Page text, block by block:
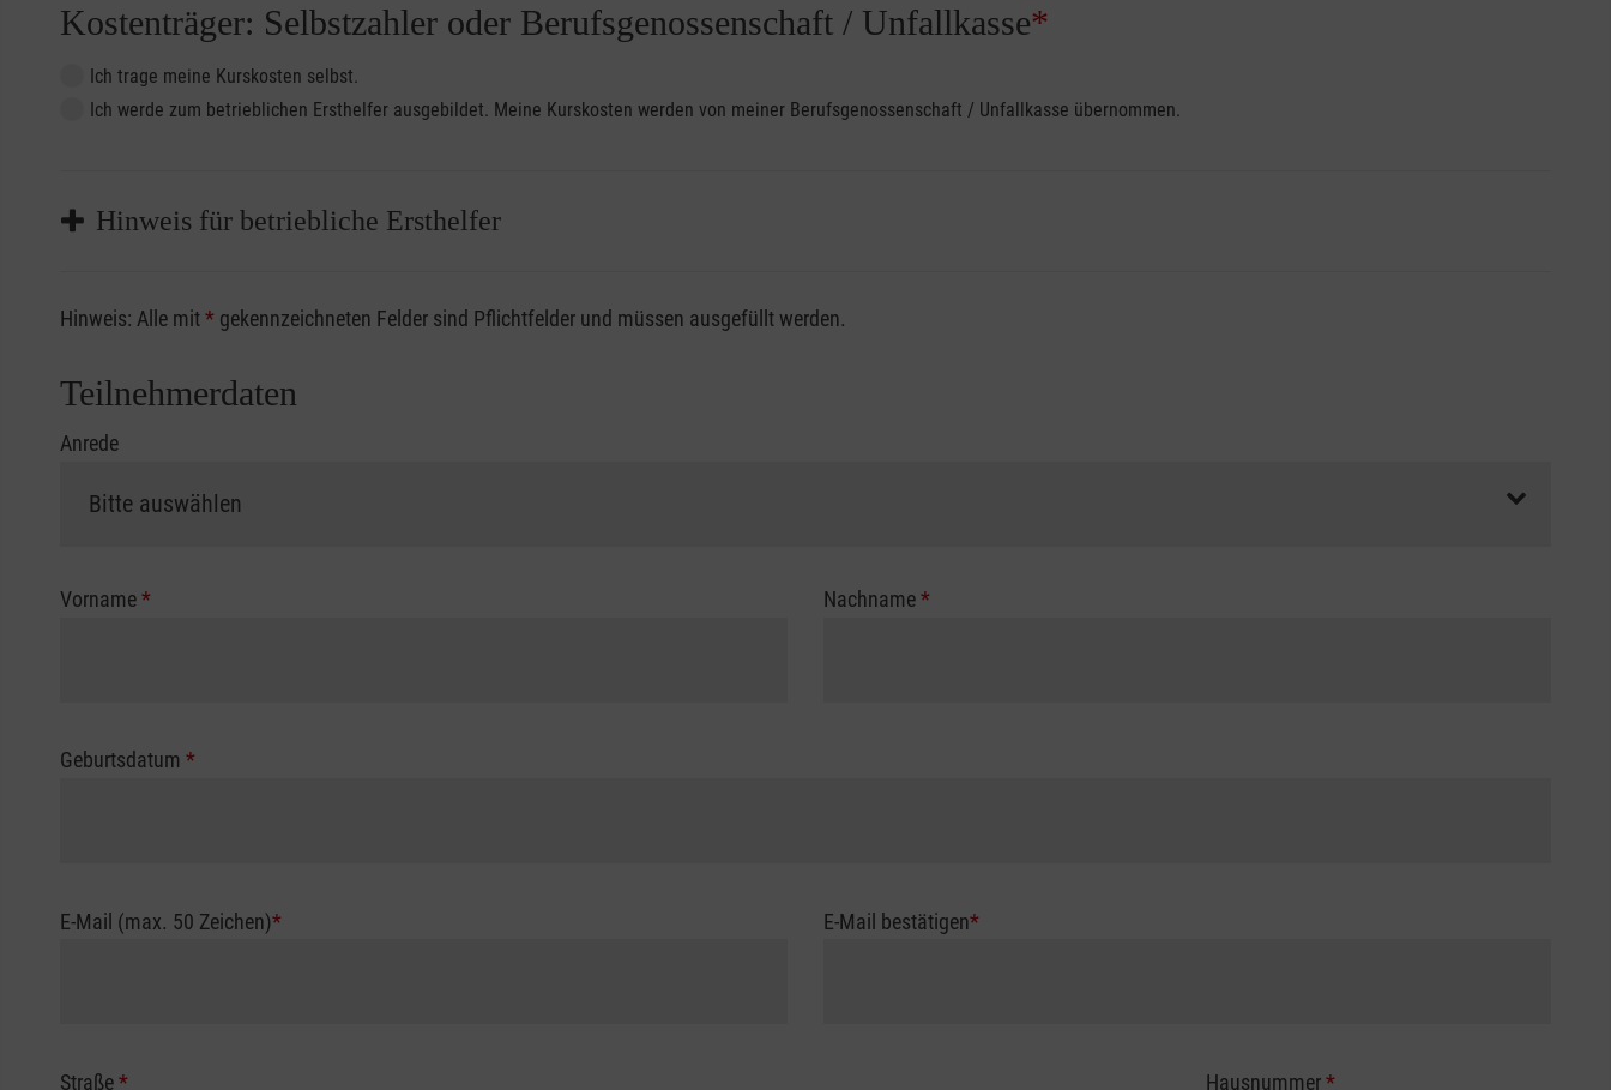
Kostenträger: Selbstzahler oder Berufsgenossenschaft / Unfallkasse*
Ich trage meine Kurskosten selbst.
Ich werde zum betrieblichen Ersthelfer ausgebildet. Meine Kurskosten werden von meiner Berufsgenossenschaft / Unfallkasse übernommen.
Hinweis für betriebliche Ersthelfer
Sofern Sie ein Kostenübernahmeverfahren Ihrer Berufsgenossenschaft / Unfallkasse nutzen, beachten Sie bitte, dass die Abrechnungsunterlagen spätestens zu Kursbeginn
vorliegen müssen. Andernfalls erfolgt eine Abrechnung der vollen Kursgebühr als Selbstzahler.
Hinweis: Alle mit* gekennzeichneten Felder sind Pflichtfelder und müssen ausgefüllt werden.
Teilnehmerdaten
Anrede
Vorname* Nachname*
Geburtsdatum *
E-Mail (max. 50 Zeichen)* E-Mail bestätigen*
Straße* Hausnummer*